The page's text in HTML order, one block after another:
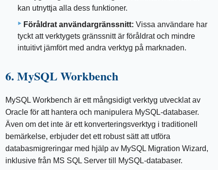
kan utnyttja alla dess funktioner.
Föråldrat användargränssnitt: Vissa användare har
tyckt att verktygets gränssnitt är föråldrat och mindre
intuitivt jämfört med andra verktyg på marknaden.
6. MySQL Workbench
MySQL Workbench är ett mångsidigt verktyg utvecklat av
Oracle för att hantera och manipulera MySQL-databaser.
Även om det inte är ett konverteringsverktyg i traditionell
bemärkelse, erbjuder det ett robust sätt att utföra
databasmigreringar med hjälp av MySQL Migration Wizard,
inklusive från MS SQL Server till MySQL-databaser.